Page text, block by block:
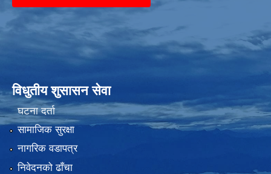
विधुतीय शुसासन सेवा
घटना दर्ता
सामाजिक सुरक्षा
नागरिक वडापत्र
निवेदनको ढाँचा